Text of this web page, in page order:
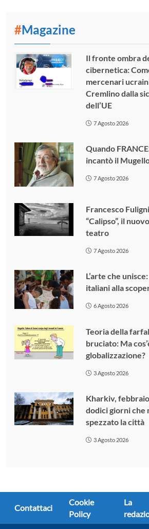
#Magazine
Il fronte ombra
cibernetica:
mercenari
Cremlino dalla
dell’UE
7 Agosto 2026
Quando
incantò il
7 Agosto 2026
Francesco
“Calipso”, il
teatro
7 Agosto 2026
L’arte che
italiani alla
6 Agosto 2026
Teoria della
bruciato: Ma
globalizzazione?
3 Agosto 2026
Kharkiv,
dodici giorni che
spezzato la città
3 Agosto 2026
Contattaci
Cookie
Policy
La